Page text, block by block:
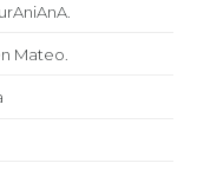
Mateo.